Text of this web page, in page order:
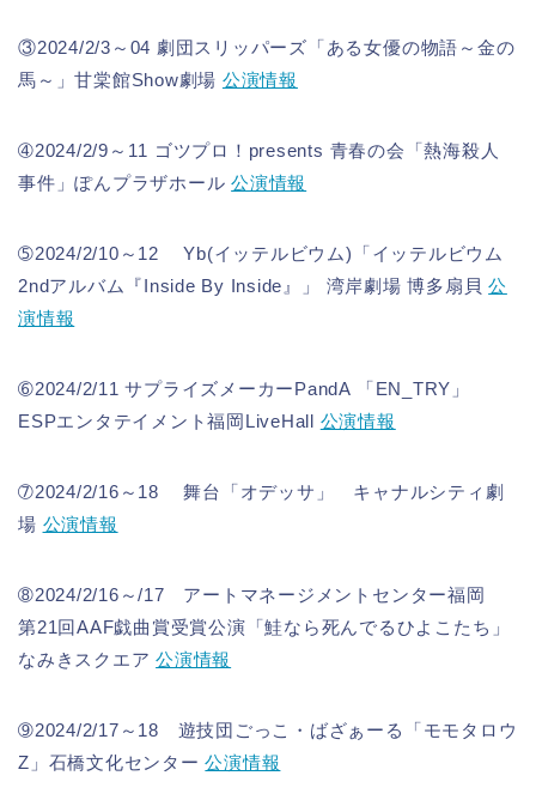
③2024/2/3～04 劇団スリッパーズ「ある女優の物語～金の
馬～」甘棠館Show劇場 公演情報
➃2024/2/9～11 ゴツプロ！presents 青春の会「熱海殺人
事件」ぽんプラザホール公演情報
➄2024/2/10～12 Yb(イッテルビウム)「イッテルビウム
2ndアルバム『Inside By Inside』」 湾岸劇場 博多扇貝公
演情報
➅2024/2/11 サプライズメーカーPandA 「EN_TRY」
ESPエンタテイメント福岡LiveHall 公演情報
➆2024/2/16～18 舞台「オデッサ」 キャナルシティ劇
場 公演情報
➇2024/2/16～/17 アートマネージメントセンター福岡
第21回AAF戯曲賞受賞公演「鮭なら死んでるひよこたち」
なみきスクエア公演情報
➈2024/2/17～18 遊技団ごっこ・ばざぁーる「モモタロウ
Z」石橋文化センター公演情報